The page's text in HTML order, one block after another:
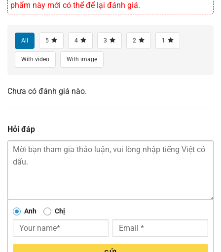
phẩm này mới có thể để lại đánh giá.
All 5 4 3 2 1
With video With image
Chưa có đánh giá nào.
Hỏi đáp
Anh Chị